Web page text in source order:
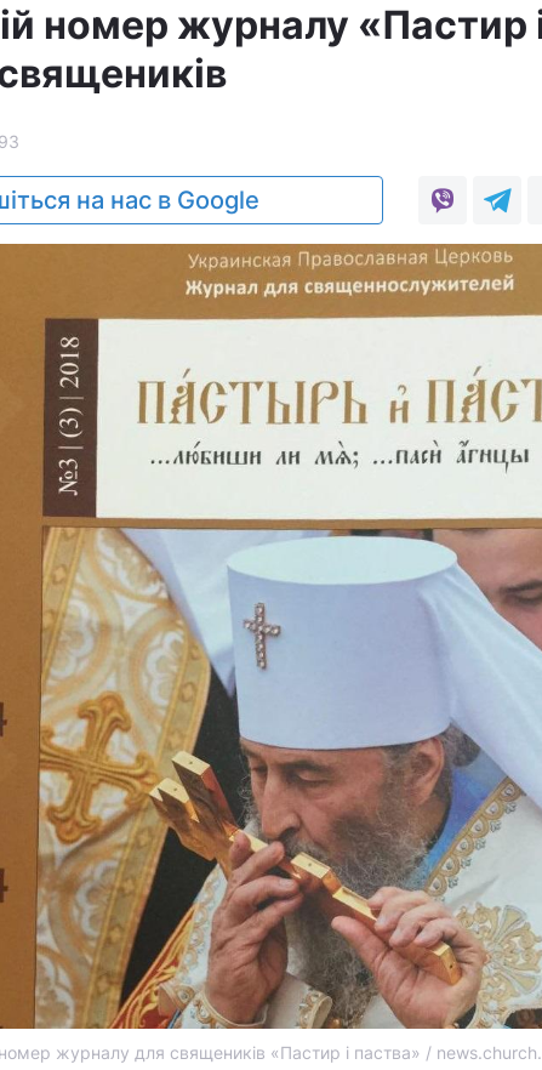
номер журналу «Пастир
на нас в Google
журналу для священиків «Пастир і паства» /